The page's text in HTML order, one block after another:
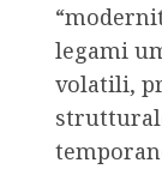
legami
volatili,